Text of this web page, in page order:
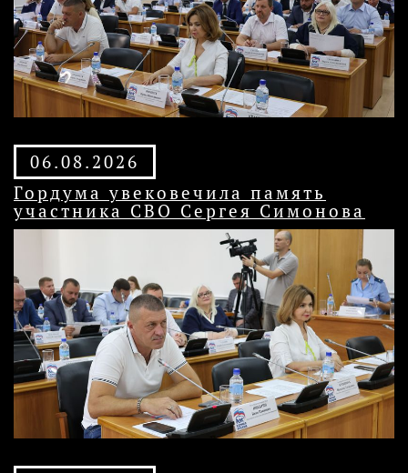
06.08.2026
Гордума увековечила память
участника СВО Сергея Симонова